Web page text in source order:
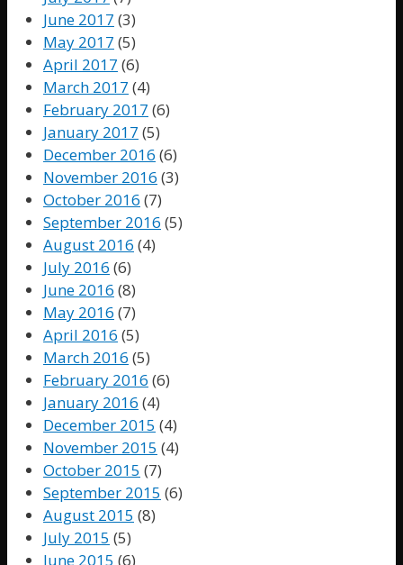
June 2017 (3)
May 2017 (5)
April 2017 (6)
March 2017 (4)
February 2017 (6)
January 2017 (5)
December 2016 (6)
November 2016 (3)
October 2016 (7)
September 2016 (5)
August 2016 (4)
July 2016 (6)
June 2016 (8)
May 2016 (7)
April 2016 (5)
March 2016 (5)
February 2016 (6)
January 2016 (4)
December 2015 (4)
November 2015 (4)
October 2015 (7)
September 2015 (6)
August 2015 (8)
July 2015 (5)
June 2015 (6)